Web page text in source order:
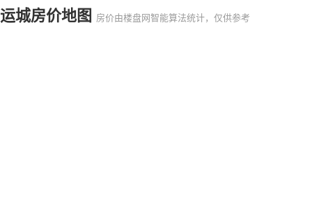
运城房价地图 房价由楼盘网智能算法统计，仅供参考